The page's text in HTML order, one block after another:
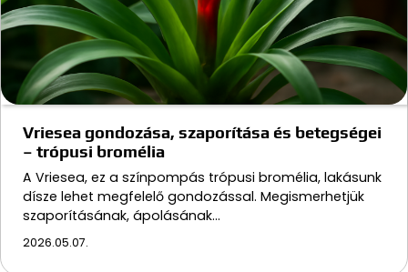
Vriesea gondozása, szaporítása és betegségei
– trópusi bromélia
A Vriesea, ez a színpompás trópusi bromélia, lakásunk
dísze lehet megfelelő gondozással. Megismerhetjük
szaporításának, ápolásának…
2026.05.07.